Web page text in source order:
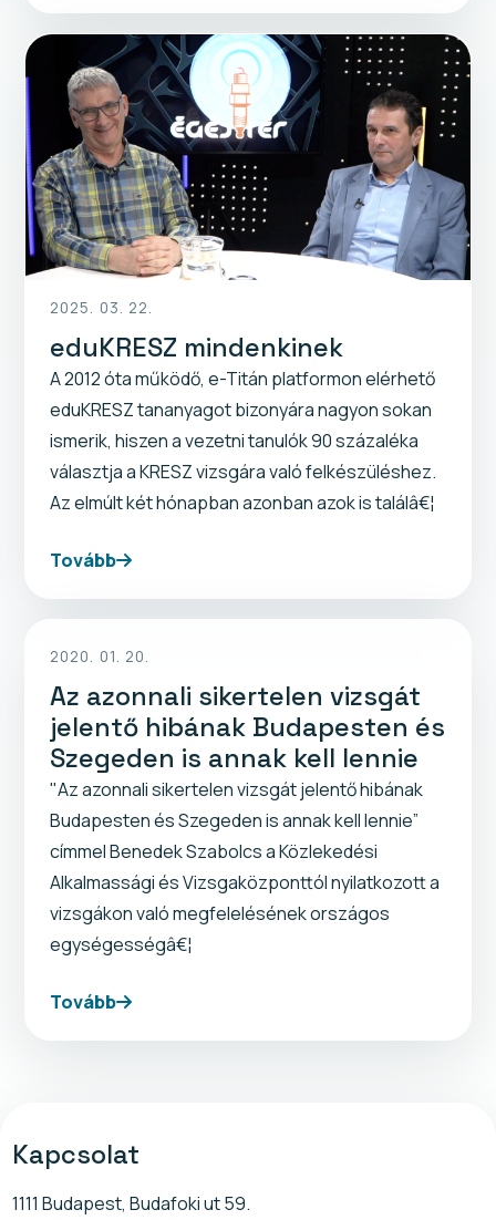
2025. 03. 22.
eduKRESZ mindenkinek
A 2012 óta működő, e-Titán platformon elérhető
eduKRESZ tananyagot bizonyára nagyon sokan
ismerik, hiszen a vezetni tanulók 90 százaléka
választja a KRESZ vizsgára való felkészüléshez.
Az elmúlt két hónapban azonban azok is találâ€¦
Tovább
2020. 01. 20.
Az azonnali sikertelen vizsgát
jelentő hibának Budapesten és
Szegeden is annak kell lennie
"Az azonnali sikertelen vizsgát jelentő hibának
Budapesten és Szegeden is annak kell lennie”
címmel Benedek Szabolcs a Közlekedési
Alkalmassági és Vizsgaközponttól nyilatkozott a
vizsgákon való megfelelésének országos
egységességâ€¦
Tovább
Kapcsolat
1111 Budapest, Budafoki ut 59.